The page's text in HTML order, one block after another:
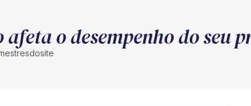
o desempenho do seu